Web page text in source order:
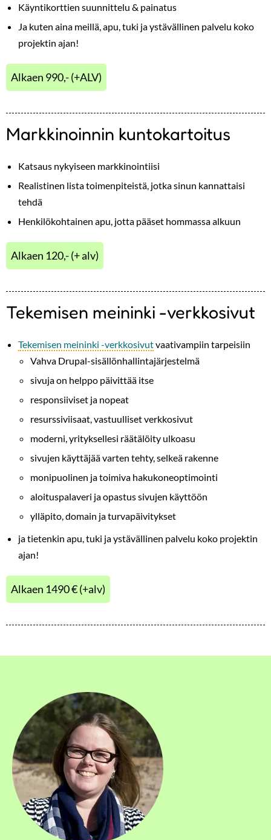
Käyntikorttien suunnittelu & painatus
Ja kuten aina meillä, apu, tuki ja ystävällinen palvelu koko
projektin ajan!
Alkaen 990,- (+ALV)
Markkinoinnin kuntokartoitus
Katsaus nykyiseen markkinointiisi
Realistinen lista toimenpiteistä, jotka sinun kannattaisi
tehdä
Henkilökohtainen apu, jotta pääset hommassa alkuun
Alkaen 120,- (+ alv)
Tekemisen meininki -verkkosivut
Tekemisen meininki -verkkosivutvaativampiin tarpeisiin
Vahva Drupal-sisällönhallintajärjestelmä
sivuja on helppo päivittää itse
responsiiviset ja nopeat
resurssiviisaat, vastuulliset verkkosivut
moderni, yrityksellesi räätälöity ulkoasu
sivujen käyttäjää varten tehty, selkeä rakenne
monipuolinen ja toimiva hakukoneoptimointi
aloituspalaveri ja opastus sivujen käyttöön
ylläpito, domain ja turvapäivitykset
ja tietenkin apu, tuki ja ystävällinen palvelu koko projektin
ajan!
Alkaen 1490 € (+alv)